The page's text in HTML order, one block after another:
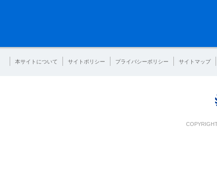
本サイトについて サイトポリシー プライバシーポリシー サイトマップ